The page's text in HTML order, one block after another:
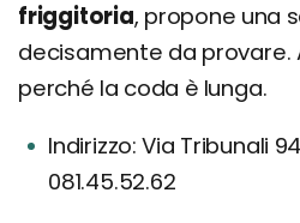
friggitoria, propone una
decisamente da provare.
perché la coda è lunga.
Indirizzo: Via Tribunali
081.45.52.62